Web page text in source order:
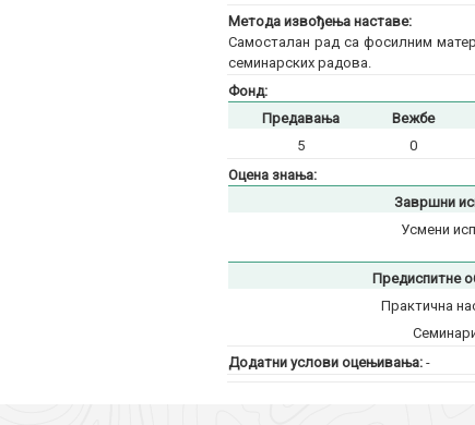
Метода извођења наставе:
Самосталан рад са фосилним
семинарских радова.
Фонд:
Предавања
Вежбе
5
0
Оцена знања:
Завршни
Усмени
Предиспитне
Практична
Додатни услови оцењивања:-